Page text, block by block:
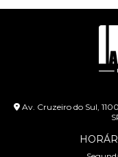
Av. Cruzeiro do Sul,